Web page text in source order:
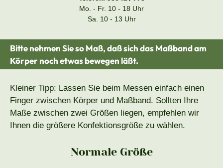
Mo. - Fr. 10 - 18 Uhr
Sa. 10 - 13 Uhr
Bitte nehmen Sie so Maß, daß sich das Maßband am
Körper noch etwas bewegen läßt.
Kleiner Tipp: Lassen Sie beim Messen einfach einen
Finger zwischen Körper und Maßband. Sollten Ihre
Maße zwischen zwei Größen liegen, empfehlen wir
Ihnen die größere Konfektionsgröße zu wählen.
Normale Größe